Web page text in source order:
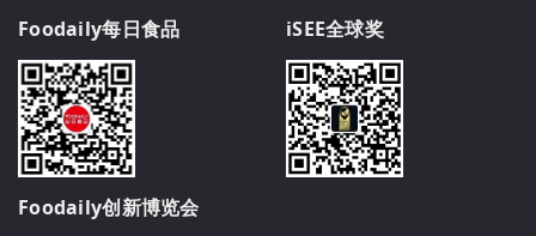
Foodaily每日食品 iSEE全球奖
Foodaily创新博览会